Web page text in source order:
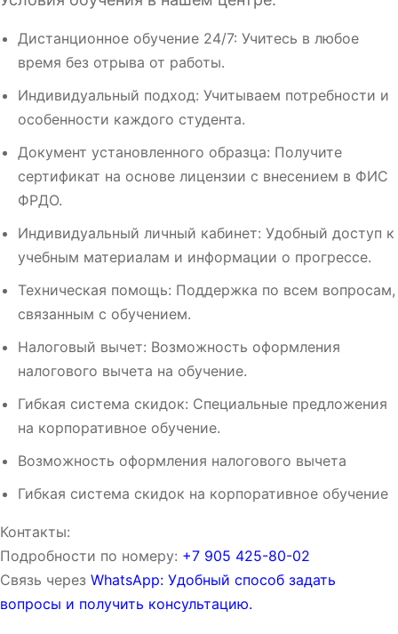
Дистанционное обучение 24/7: Учитесь в любое
время без отрыва от работы.
Индивидуальный подход: Учитываем потребности и
особенности каждого студента.
Документ установленного образца: Получите
сертификат на основе лицензии с внесением в ФИС
ФРДО.
Индивидуальный личный кабинет: Удобный доступ к
учебным материалам и информации о прогрессе.
Техническая помощь: Поддержка по всем вопросам,
связанным с обучением.
Налоговый вычет: Возможность оформления
налогового вычета на обучение.
Гибкая система скидок: Специальные предложения
на корпоративное обучение.
Возможность оформления налогового вычета
Гибкая система скидок на корпоративное обучение
Контакты:
Подробности по номеру: ‪‪+7 905 425-80-02‬‬
Связь через WhatsApp: Удобный способ задать
вопросы и получить консультацию.